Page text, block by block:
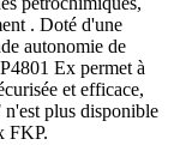
. Doté d'une
autonomie de
Ex permet à
et efficace,
plus disponible
FKP.